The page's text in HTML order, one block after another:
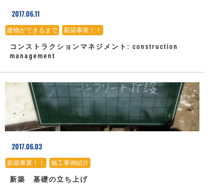
2017.06.11
建物ができるまで、 新築事業！！
コンストラクションマネジメント: construction
management
2017.06.03
新築事業！！ 施工事例紹介
新築 基礎の立ち上げ